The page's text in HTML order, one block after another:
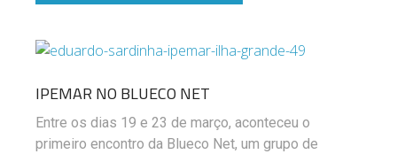
IPEMAR NO BLUECO NET
Entre os dias 19 e 23 de março, aconteceu o
primeiro encontro da Blueco Net, um grupo de